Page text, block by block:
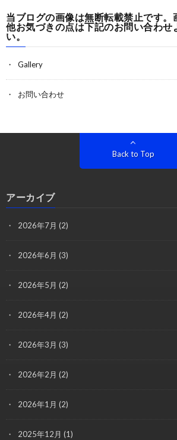
当ブログの画像は無断転載禁止です。
他お気づきの点は下記のお問い合わせ
い。
Gallery
お問い合わせ
Back to Top
アーカイブ
2026年7月 (2)
2026年6月 (3)
2026年5月 (2)
2026年4月 (2)
2026年3月 (3)
2026年2月 (2)
2026年1月 (2)
2025年12月 (1)